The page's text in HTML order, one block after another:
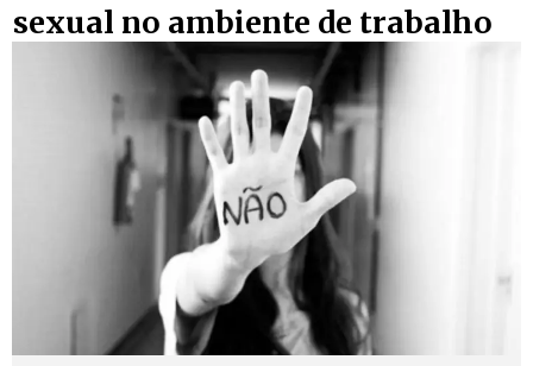
sexual no ambiente de trabalho